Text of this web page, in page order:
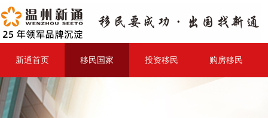
新通首页 移民国家 投资移民 购房移民